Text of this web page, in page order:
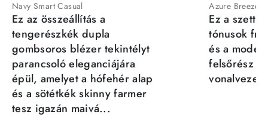
Navy Smart Casual
Ez az összeállítás a
tengerészkék dupla
gombsoros blézer tekintélyt
parancsoló eleganciájára
épül, amelyet a hófehér alap
és a sötétkék skinny farmer
tesz igazán maivá...
Azure Breeze
Ez a szett
tónusok
és a
felsőrész